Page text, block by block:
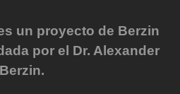
un proyecto de Berzin
por el Dr. Alexander
Berzin.